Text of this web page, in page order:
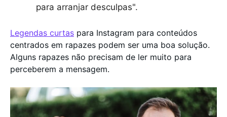
para arranjar desculpas".
Legendas curtas para Instagram para conteúdos
centrados em rapazes podem ser uma boa solução.
Alguns rapazes não precisam de ler muito para
perceberem a mensagem.